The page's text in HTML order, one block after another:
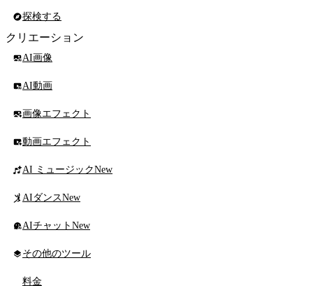
探検する
クリエーション
AI画像
AI動画
画像エフェクト
動画エフェクト
AI ミュージックNew
AIダンスNew
AIチャット New
その他のツール
料金